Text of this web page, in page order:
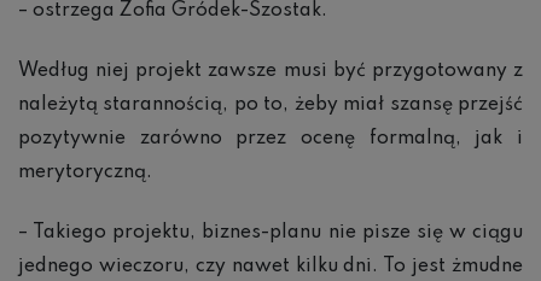
– ostrzega Zofia Gródek-Szostak.
Według niej projekt zawsze musi być przygotowany z
należytą starannością, po to, żeby miał szansę przejść
pozytywnie zarówno przez ocenę formalną, jak i
merytoryczną.
– Takiego projektu, biznes-planu nie pisze się w ciągu
jednego wieczoru, czy nawet kilku dni. To jest żmudne